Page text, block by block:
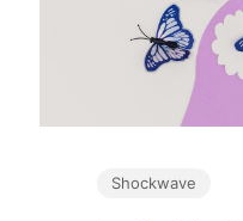
Shockwave